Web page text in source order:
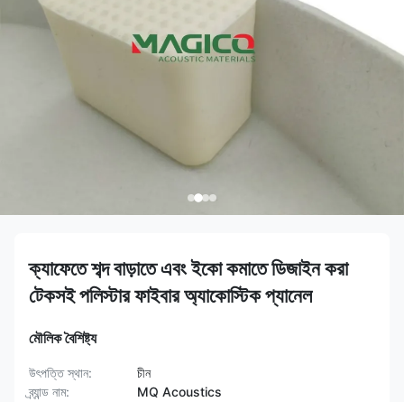
ক্যাফেতে শব্দ বাড়াতে এবং ইকো কমাতে ডিজাইন করা
টেকসই পলিস্টার ফাইবার অ্যাকোস্টিক প্যানেল
মৌলিক বৈশিষ্ট্য
উৎপত্তি স্থান:
চীন
ব্র্যান্ড নাম:
MQ Acoustics